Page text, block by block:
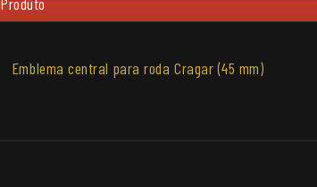
Emblema central para roda Cragar (45 mm)